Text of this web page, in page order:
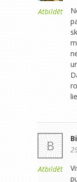
Atbildēt
B
Atbildēt